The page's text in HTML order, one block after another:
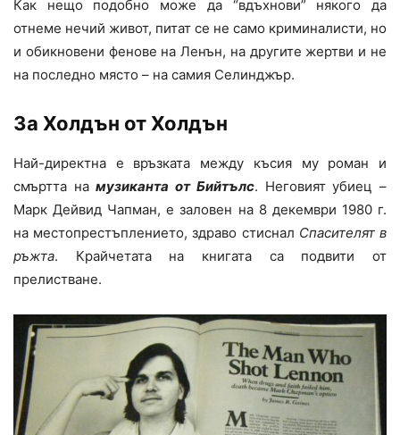
Как нещо подобно може да “вдъхнови” някого да
отнеме нечий живот, питат се не само криминалисти, но
и обикновени фенове на Ленън, на другите жертви и не
на последно място – на самия Селинджър.
За Холдън от Холдън
Най-директна е връзката между късия му роман и
смъртта намузиканта от Бийтълс. Неговият убиец –
Марк Дейвид Чапман, е заловен на 8 декември 1980 г.
на местопрестъплението, здраво стиснал Спасителят в
ръжта. Крайчетата на книгата са подвити от
прелистване.